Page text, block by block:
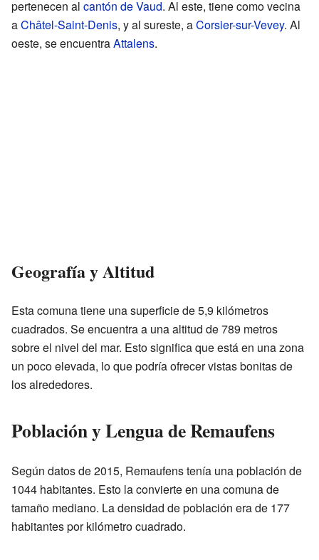
pertenecen al cantón de Vaud. Al este, tiene como vecina
aChâtel-Saint-Denis, y al sureste, aCorsier-sur-Vevey. Al
oeste, se encuentraAttalens.
Geografía y Altitud
Esta comuna tiene una superficie de 5,9 kilómetros
cuadrados. Se encuentra a una altitud de 789 metros
sobre el nivel del mar. Esto significa que está en una zona
un poco elevada, lo que podría ofrecer vistas bonitas de
los alrededores.
Población y Lengua de Remaufens
Según datos de 2015, Remaufens tenía una población de
1044 habitantes. Esto la convierte en una comuna de
tamaño mediano. La densidad de población era de 177
habitantes por kilómetro cuadrado.